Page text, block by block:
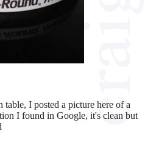
I posted a picture here of a
I found in Google, it's clean but